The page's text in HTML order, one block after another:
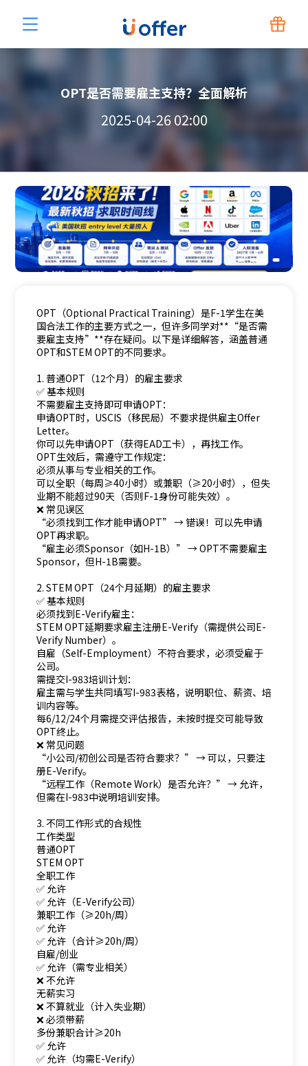
OPT是否需要雇主支持？全面解析
2025-04-26 02:00
OPT（Optional Practical Training）是F-1学生在美
国合法工作的主要方式之一，但许多同学对**“是否需
要雇主支持”**存在疑问。以下是详细解答，涵盖普通
OPT和STEM OPT的不同要求。
1. 普通OPT（12个月）的雇主要求
✅ 基本规则
不需要雇主支持即可申请OPT：
申请OPT时，USCIS（移民局）不要求提供雇主Offer
Letter。
你可以先申请OPT（获得EAD工卡），再找工作。
OPT生效后，需遵守工作规定：
必须从事与专业相关的工作。
可以全职（每周≥40小时）或兼职（≥20小时），但失
业期不能超过90天（否则F-1身份可能失效）。
❌ 常见误区
“必须找到工作才能申请OPT” → 错误！可以先申请
OPT再求职。
“雇主必须Sponsor（如H-1B）” → OPT不需要雇主
Sponsor，但H-1B需要。
2. STEM OPT（24个月延期）的雇主要求
✅ 基本规则
必须找到E-Verify雇主：
STEM OPT延期要求雇主注册E-Verify（需提供公司E-
Verify Number）。
自雇（Self-Employment）不符合要求，必须受雇于
公司。
需提交I-983培训计划：
雇主需与学生共同填写I-983表格，说明职位、薪资、培
训内容等。
每6/12/24个月需提交评估报告，未按时提交可能导致
OPT终止。
❌ 常见问题
“小公司/初创公司是否符合要求？” → 可以，只要注
册E-Verify。
“远程工作（Remote Work）是否允许？” → 允许，
但需在I-983中说明培训安排。
3. 不同工作形式的合规性
工作类型
普通OPT
STEM OPT
全职工作
✅ 允许
✅ 允许（E-Verify公司）
兼职工作（≥20h/周）
✅ 允许
✅ 允许（合计≥20h/周）
自雇/创业
✅ 允许（需专业相关）
❌ 不允许
无薪实习
❌ 不算就业（计入失业期）
❌ 必须带薪
多份兼职合计≥20h
✅ 允许
✅ 允许（均需E-Verify）